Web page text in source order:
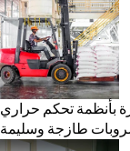
بأنظمة تحكم حراري